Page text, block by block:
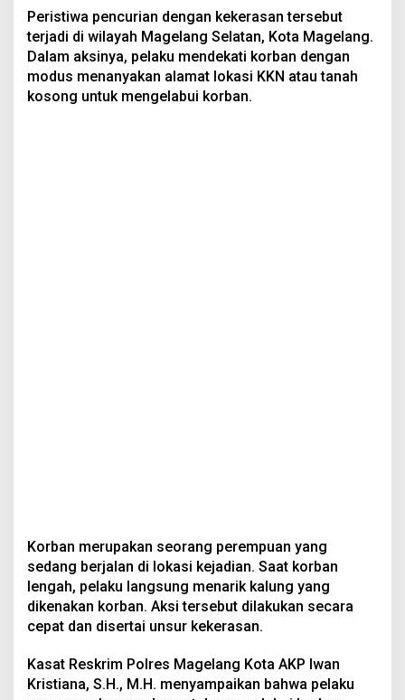
Peristiwa pencurian dengan kekerasan tersebut
terjadi di wilayah Magelang Selatan, Kota Magelang.
Dalam aksinya, pelaku mendekati korban dengan
modus menanyakan alamat lokasi KKN atau tanah
kosong untuk mengelabui korban.
Korban merupakan seorang perempuan yang
sedang berjalan di lokasi kejadian. Saat korban
lengah, pelaku langsung menarik kalung yang
dikenakan korban. Aksi tersebut dilakukan secara
cepat dan disertai unsur kekerasan.
Kasat Reskrim Polres Magelang Kota AKP Iwan
Kristiana, S.H., M.H. menyampaikan bahwa pelaku